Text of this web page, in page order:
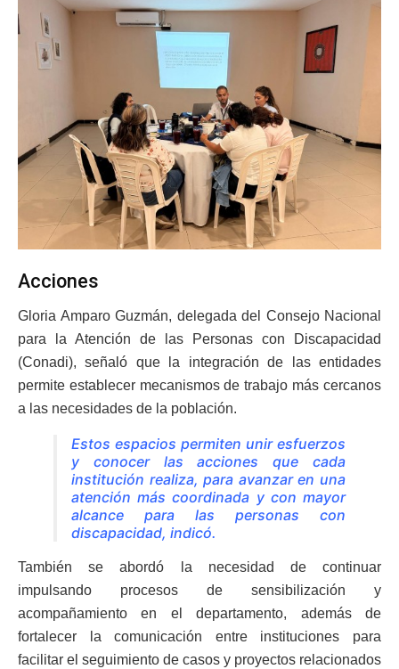
Acciones
Gloria Amparo Guzmán, delegada del Consejo Nacional
para la Atención de las Personas con Discapacidad
(Conadi), señaló que la integración de las entidades
permite establecer mecanismos de trabajo más cercanos
a las necesidades de la población.
Estos espacios permiten unir esfuerzos
y conocer las acciones que cada
institución realiza, para avanzar en una
atención más coordinada y con mayor
alcance para las personas con
discapacidad, indicó.
También se abordó la necesidad de continuar
impulsando procesos de sensibilización y
acompañamiento en el departamento, además de
fortalecer la comunicación entre instituciones para
facilitar el seguimiento de casos y proyectos relacionados